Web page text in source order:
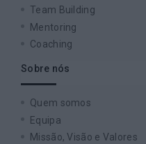
Team Building
Mentoring
Coaching
Sobre nós
Quem somos
Equipa
Missão, Visão e Valores